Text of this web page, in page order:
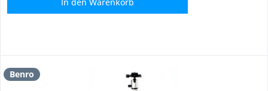
Benro